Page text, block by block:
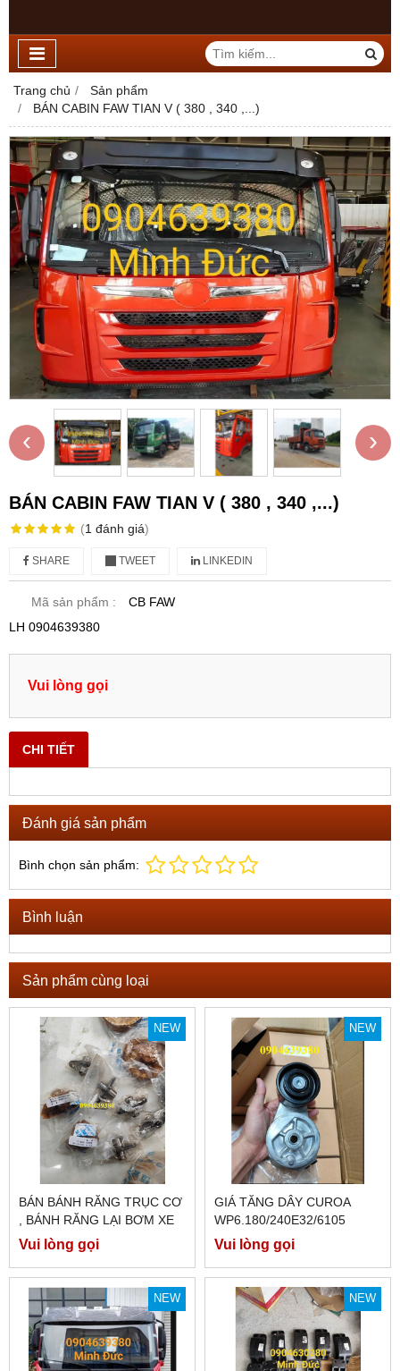
Trang chủ
Sản phẩm
BÁN CABIN FAW TIAN V ( 380 , 340 ,...)
‹ ›
BÁN CABIN FAW TIAN V ( 380 , 340 ,...)
(1 đánh giá)
SHARE TWEET LINKEDIN
Mã sản phẩm :
CB FAW
LH 0904639380
Vui lòng gọi
CHI TIẾT
Đánh giá sản phẩm
Bình chọn sản phẩm:
Bình luận
Sản phẩm cùng loại
NEW
BÁN BÁNH RĂNG TRỤC CƠ
, BÁNH RĂNG LẠI BƠM XE
FAW J5 2014 MÁY XANH
Vui lòng gọi
NEW
GIÁ TĂNG DÂY CUROA
WP6.180/240E32/6105
(TRƠN)
Vui lòng gọi
NEW NEW